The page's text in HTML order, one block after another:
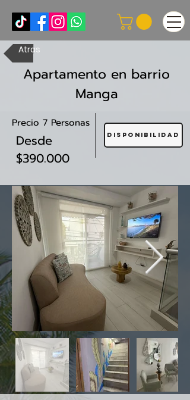
Atras
Apartamento en barrio
Manga
Precio 7 Personas
Desde
$390.000
Disponibilidad